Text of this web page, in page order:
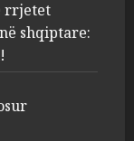
Kapet në
dyshuar në
rrjetet
shqiptare: